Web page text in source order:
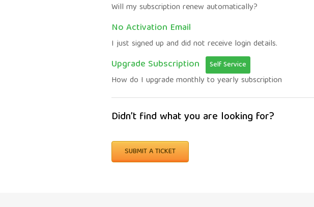
Will my subscription renew automatically?
No Activation Email
I just signed up and did not receive login details.
Upgrade Subscription Self Service
How do I upgrade monthly to yearly subscription
Didn’t find what you are looking for?
SUBMIT A TICKET